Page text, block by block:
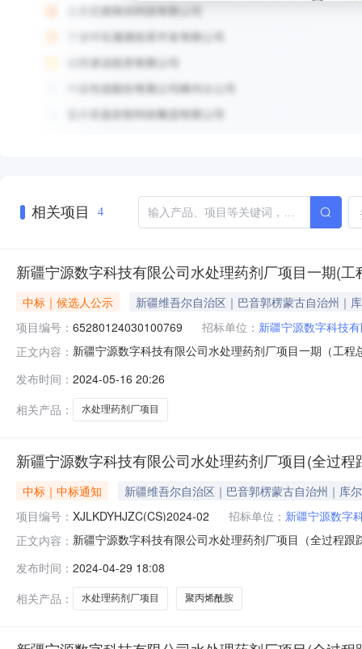
相关项目 4
新疆宁源数字科技有限公司水处理药剂厂项目一期(
中标｜候选人公示
新疆维吾尔自治区｜巴音郭楞蒙古自治州｜
项目编号： 65280124030100769 招标单位： 新疆宁源数字科技
正文内容： 新疆宁源数字科技有限公司水处理药剂厂项目一期（工
会评审,确定的中标候选人,现公示如下:一、评标情况:标
发布时间： 2024-05-16 20:26
相关产品：
水处理药剂厂项目
新疆宁源数字科技有限公司水处理药剂厂项目(全过
中标｜中标通知
新疆维吾尔自治区｜巴音郭楞蒙古自治州｜库
项目编号： XJLKDYHJZC(CS)2024-02 招标单位： 新疆宁源数字
正文内容： 新疆宁源数字科技有限公司水处理药剂厂项目（全过程
州库尔勒市中标（成交）金额：25.0000000（万元）四
数
发布时间： 2024-04-29 18:08
相关产品：
水处理药剂厂项目 聚丙烯酰胺